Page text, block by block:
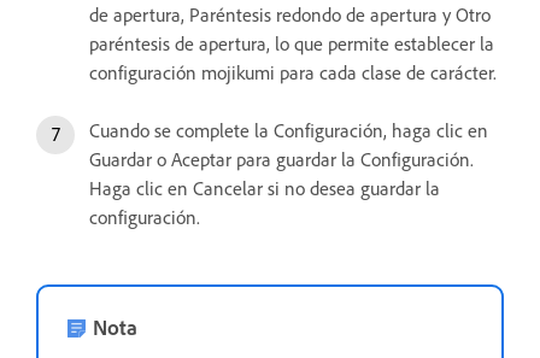
de apertura, Paréntesis redondo de apertura y Otro
paréntesis de apertura, lo que permite establecer la
configuración mojikumi para cada clase de carácter.
Cuando se complete la Configuración, haga clic en
Guardar o Aceptar para guardar la Configuración.
Haga clic en Cancelar si no desea guardar la
configuración.
Nota